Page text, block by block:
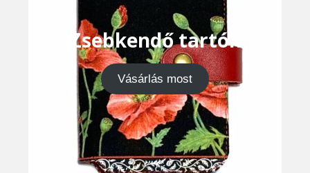
Zsebkendő tartók
Vásárlás most